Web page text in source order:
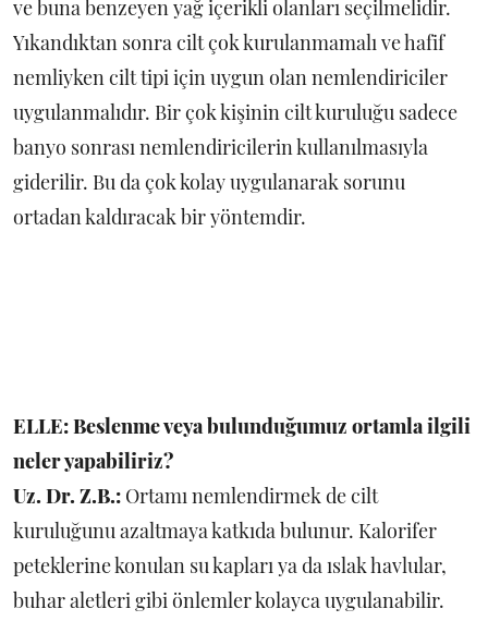
ve buna benzeyen yağ içerikli olanları seçilmelidir.
Yıkandıktan sonra cilt çok kurulanmamalı ve hafif
nemliyken cilt tipi için uygun olan nemlendiriciler
uygulanmalıdır. Bir çok kişinin cilt kuruluğu sadece
banyo sonrası nemlendiricilerin kullanılmasıyla
giderilir. Bu da çok kolay uygulanarak sorunu
ortadan kaldıracak bir yöntemdir.
ELLE: Beslenme veya bulunduğumuz ortamla ilgili
neler yapabiliriz?
Uz. Dr. Z.B.: Ortamı nemlendirmek de cilt
kuruluğunu azaltmaya katkıda bulunur. Kalorifer
peteklerine konulan su kapları ya da ıslak havlular,
buhar aletleri gibi önlemler kolayca uygulanabilir.